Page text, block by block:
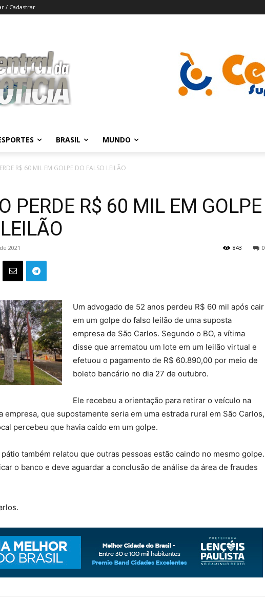
/ Cadastrar
BRASIL MUNDO
R$ 60 MIL EM GOLPE DO FALSO LEILÃO
PERDE R$ 60 MIL EM GOLPE
2021 0
843
Um advogado de 52 anos perdeu R$ 60 mil após cair
em um golpe do falso leilão de uma suposta
empresa de São Carlos. Segundo o BO, a vítima
disse que arrematou um lote em um leilão virtual e
efetuou o pagamento de R$ 60.890,00 por meio de
boleto bancário no dia 27 de outubro.
Ele recebeu a orientação para retirar o veículo na
empresa, que supostamente seria em uma estrada rural em São Carlos,
percebeu que havia caído em um golpe.
também relatou que outras pessoas estão caindo no mesmo golpe.
o banco e deve aguardar a conclusão de análise da área de fraudes